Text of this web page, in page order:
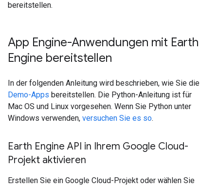
bereitstellen.
App Engine-Anwendungen mit Earth
Engine bereitstellen
In der folgenden Anleitung wird beschrieben, wie Sie die
Demo-Apps bereitstellen. Die Python-Anleitung ist für
Mac OS und Linux vorgesehen. Wenn Sie Python unter
Windows verwenden, versuchen Sie es so.
Earth Engine API in Ihrem Google Cloud-
Projekt aktivieren
Erstellen Sie ein Google Cloud-Projekt oder wählen Sie